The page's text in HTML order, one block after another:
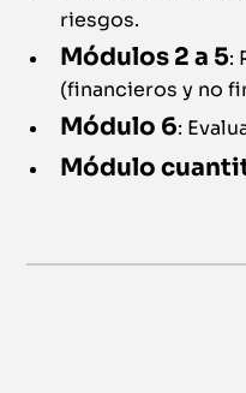
riesgos.
Módulos 2 a 5:
(financieros y no
Módulo 6:
Módulo